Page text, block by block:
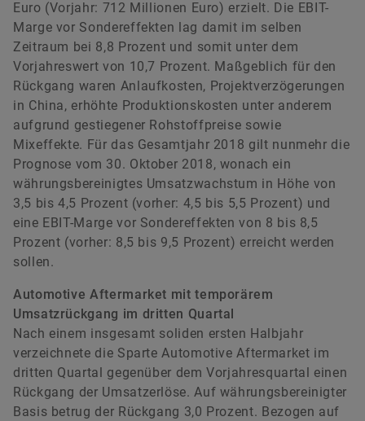
Euro (Vorjahr: 712 Millionen Euro) erzielt. Die EBIT-
Marge vor Sondereffekten lag damit im selben
Zeitraum bei 8,8 Prozent und somit unter dem
Vorjahreswert von 10,7 Prozent. Maßgeblich für den
Rückgang waren Anlaufkosten, Projektverzögerungen
in China, erhöhte Produktionskosten unter anderem
aufgrund gestiegener Rohstoffpreise sowie
Mixeffekte. Für das Gesamtjahr 2018 gilt nunmehr die
Prognose vom 30. Oktober 2018, wonach ein
währungsbereinigtes Umsatzwachstum in Höhe von
3,5 bis 4,5 Prozent (vorher: 4,5 bis 5,5 Prozent) und
eine EBIT-Marge vor Sondereffekten von 8 bis 8,5
Prozent (vorher: 8,5 bis 9,5 Prozent) erreicht werden
sollen.
Automotive Aftermarket mit temporärem
Umsatzrückgang im dritten Quartal
Nach einem insgesamt soliden ersten Halbjahr
verzeichnete die Sparte Automotive Aftermarket im
dritten Quartal gegenüber dem Vorjahresquartal einen
Rückgang der Umsatzerlöse. Auf währungsbereinigter
Basis betrug der Rückgang 3,0 Prozent. Bezogen auf